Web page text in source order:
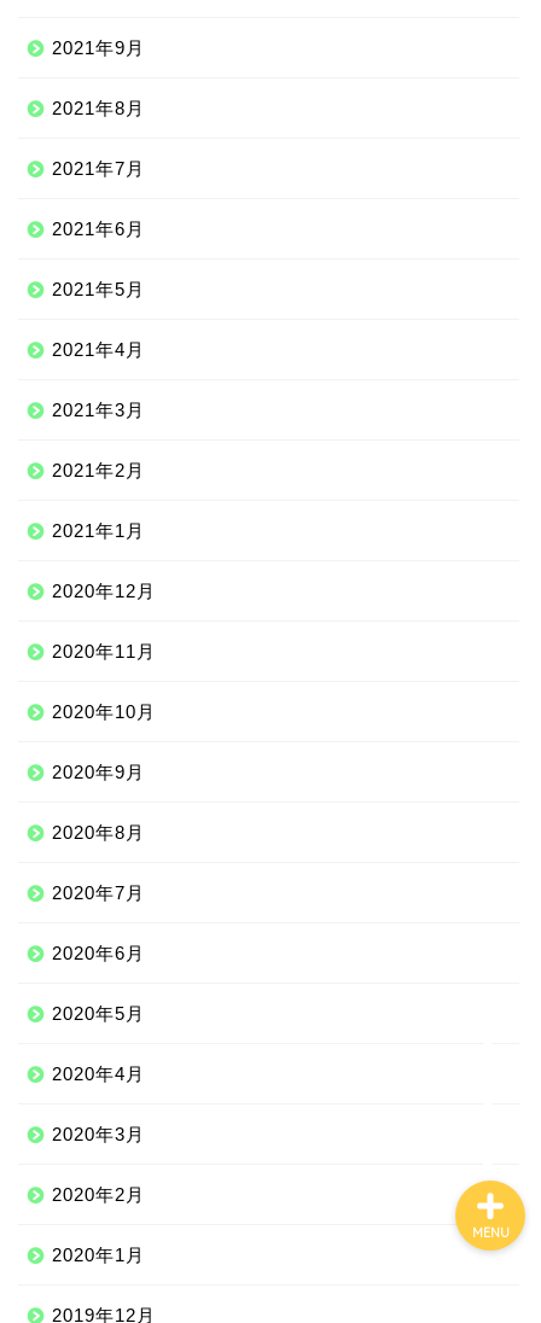
2021年9月
2021年8月
2021年7月
2021年6月
2021年5月
2021年4月
2021年3月
2021年2月
2021年1月
2020年12月
2020年11月
2020年10月
2020年9月
2020年8月
2020年7月
2020年6月
2020年5月
2020年4月
2020年3月
2020年2月
2020年1月
2019年12月
MENU